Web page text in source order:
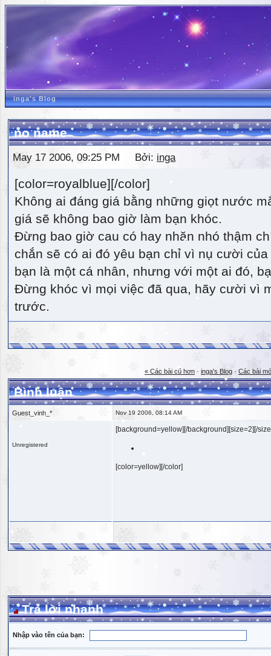
inga's Blog
no name
May 17 2006, 09:25 PM Bởi: inga
[color=royalblue][/color]
Không ai đáng giá bằng những giọt nước
giá sẽ không bao giờ làm bạn khóc.
Đừng bao giờ cau có hay nhăn nhó thậm
chắn sẽ có ai đó yêu bạn chỉ vì nụ cười
bạn là một cá nhân, nhưng với một ai đó,
Đừng khóc vì mọi việc đã qua, hãy cười vì
trước.
« Các bài cũ hơn · inga's Blog · Các bài
Bình luận
Guest_vinh_* Nov 19 2006, 08:14 AM
Unregistered
[background=yellow][/background][size=2][/
[color=yellow][/color]
Trả lời nhanh
Nhập vào tên của bạn: